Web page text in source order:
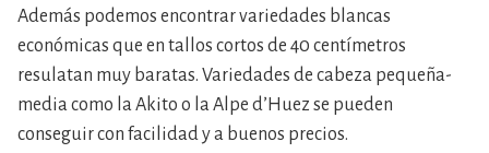
Además podemos encontrar variedades blancas
económicas que en tallos cortos de 40 centímetros
resulatan muy baratas. Variedades de cabeza pequeña-
media como la Akito o la Alpe d’Huez se pueden
conseguir con facilidad y a buenos precios.